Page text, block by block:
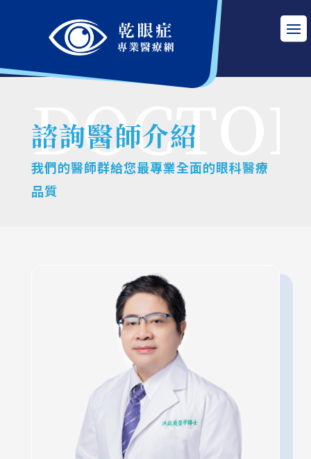
諮詢醫師介紹
我們的醫師群給您最專業全面的眼科醫療
品質